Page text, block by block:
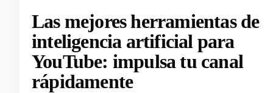
Las mejores herramientas de
inteligencia artificial para
YouTube: impulsa tu canal
rápidamente